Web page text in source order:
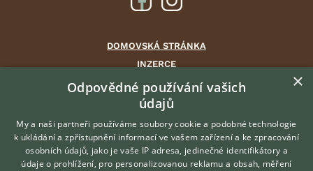
DOMOVSKÁ STRÁNKA
INZERCE
DISKUSE
ČLÁNKY
CHOVATELSKÉ STANICE
ATLAS
×
Odpovědné používání vašich
údajů
My a naši partneři používáme soubory cookie a podobné technologie
k ukládání a zpřístupnění informací ve vašem zařízení a ke zpracování
osobních údajů, jako je vaše IP adresa, jedinečné identifikátory a
údaje o prohlížení, pro personalizovanou reklamu a obsah, měření